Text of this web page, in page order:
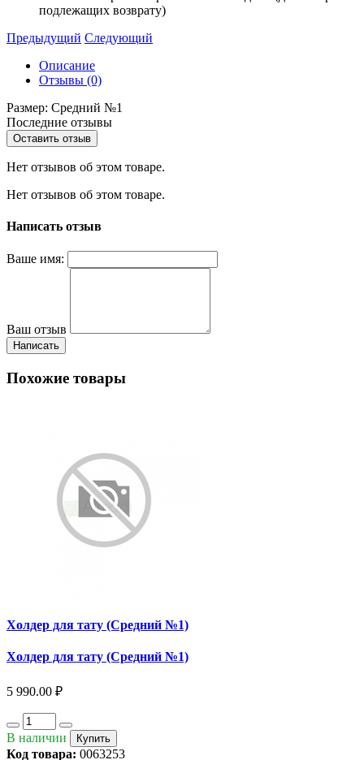
подлежащих возврату)
Предыдущий Следующий
Описание
Отзывы (0)
Размер: Средний №1
Последние отзывы
Оставить отзыв
Нет отзывов об этом товаре.
Нет отзывов об этом товаре.
Написать отзыв
Ваше имя:
Ваш отзыв
Написать
Похожие товары
Холдер для тату (Средний №1)
Холдер для тату (Средний №1)
5 990.00 ₽
В наличии Купить
Код товара: 0063253